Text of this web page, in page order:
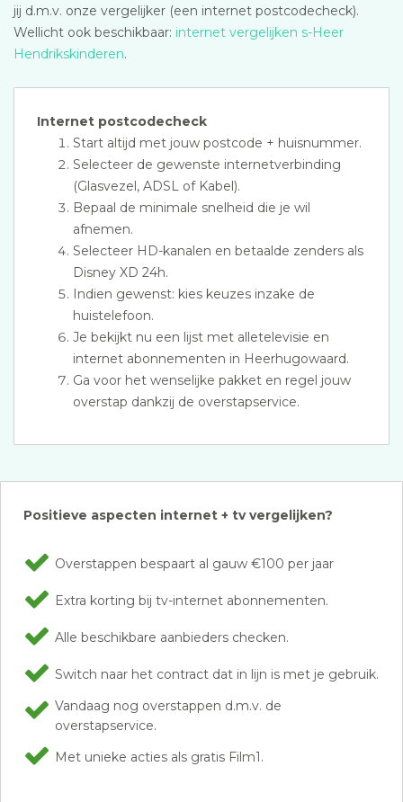
jij d.m.v. onze vergelijker (een internet postcodecheck).
Wellicht ook beschikbaar: internet vergelijken s-Heer
Hendrikskinderen.
Internet postcodecheck
Start altijd met jouw postcode + huisnummer.
Selecteer de gewenste internetverbinding
(Glasvezel, ADSL of Kabel).
Bepaal de minimale snelheid die je wil
afnemen.
Selecteer HD-kanalen en betaalde zenders als
Disney XD 24h.
Indien gewenst: kies keuzes inzake de
huistelefoon.
Je bekijkt nu een lijst met alletelevisie en
internet abonnementen in Heerhugowaard.
Ga voor het wenselijke pakket en regel jouw
overstap dankzij de overstapservice.
Positieve aspecten internet + tv vergelijken?
Overstappen bespaart al gauw €100 per jaar
Extra korting bij tv-internet abonnementen.
Alle beschikbare aanbieders checken.
Switch naar het contract dat in lijn is met je gebruik.
Vandaag nog overstappen d.m.v. de
overstapservice.
Met unieke acties als gratis Film1.